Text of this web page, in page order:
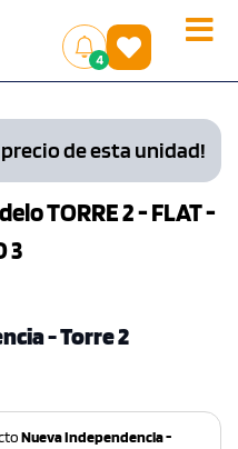
Toggle
4
()
de esta unidad!
TORRE 2 - FLAT -
3
- Torre 2
Nueva Independencia -